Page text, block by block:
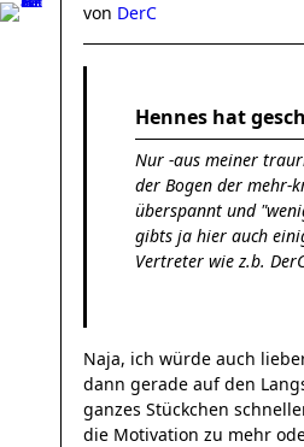
von DerC
Hennes hat
Nur -aus meiner
der Bogen der mehr-
überspannt und
gibts ja hier auch
Vertreter wie z.b.
Naja, ich würde auch
dann gerade auf den
ganzes Stückchen
die Motivation zu mehr